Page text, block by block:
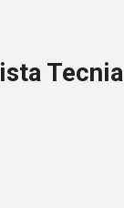
Tecnia